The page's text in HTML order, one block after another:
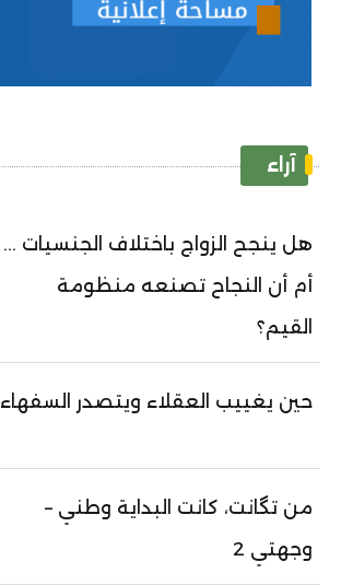
آراء
هل ينجح الزواج باختلاف الجنسيات ...
أم أن النجاح تصنعه منظومة
القيم؟
حين يغييب العقلاء ويتصدر السفهاء
من تگانت، كانت البداية وطني –
وجهتي 2